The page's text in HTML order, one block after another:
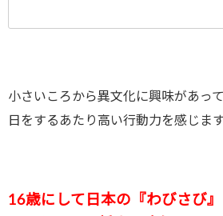
小さいころから異文化に興味があっ
日をするあたり高い行動力を感じます
16歳にして日本の『わびさび